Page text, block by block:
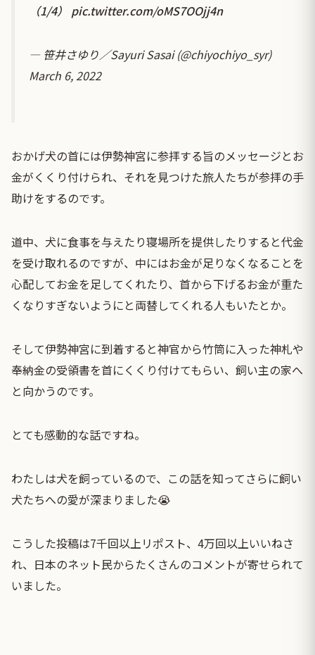
（1/4） pic.twitter.com/oMS7OOjj4n
— 笹井さゆり／Sayuri Sasai (@chiyochiyo_syr)
March 6, 2022
おかげ犬の首には伊勢神宮に参拝する旨のメッセージとお
金がくくり付けられ、それを見つけた旅人たちが参拝の手
助けをするのです。
道中、犬に食事を与えたり寝場所を提供したりすると代金
を受け取れるのですが、中にはお金が足りなくなることを
心配してお金を足してくれたり、首から下げるお金が重た
くなりすぎないようにと両替してくれる人もいたとか。
そして伊勢神宮に到着すると神官から竹筒に入った神札や
奉納金の受領書を首にくくり付けてもらい、飼い主の家へ
と向かうのです。
とても感動的な話ですね。
わたしは犬を飼っているので、この話を知ってさらに飼い
犬たちへの愛が深まりました😭
こうした投稿は7千回以上リポスト、4万回以上いいねさ
れ、日本のネット民からたくさんのコメントが寄せられて
いました。